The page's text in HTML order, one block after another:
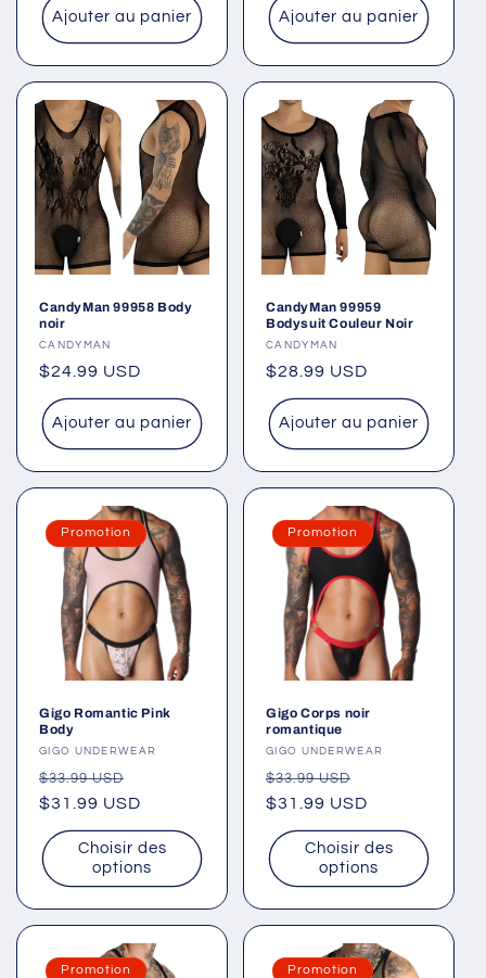
Ajouter au panier Ajouter au panier
CandyMan 99958 Body
noir
Fournisseur :
CANDYMAN
Prix
habituel
$24.99 USD
Ajouter au panier
CandyMan 99959
Bodysuit Couleur Noir
Fournisseur :
CANDYMAN
Prix
habituel
$28.99 USD
Ajouter au panier
Promotion
Gigo Romantic Pink
Body
Fournisseur :
GIGO UNDERWEAR
Prix
habituel
$33.99 USD
promotionnel
$31.99 USD
Choisir des
options
Promotion
Gigo Corps noir
romantique
Fournisseur :
GIGO UNDERWEAR
Prix
habituel
$33.99 USD
promotionnel
$31.99 USD
Choisir des
options
Promotion Promotion